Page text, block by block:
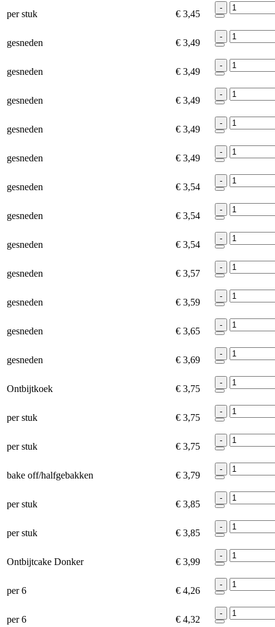
per stuk € 3,45
-
gesneden € 3,49
-
gesneden € 3,49
-
gesneden € 3,49
-
gesneden € 3,49
-
gesneden € 3,49
-
gesneden € 3,54
-
gesneden € 3,54
-
gesneden € 3,54
-
gesneden € 3,57
-
gesneden € 3,59
-
gesneden € 3,65
-
gesneden € 3,69
-
Ontbijtkoek € 3,75
-
per stuk € 3,75
-
per stuk € 3,75
-
bake off/halfgebakken € 3,79
-
per stuk € 3,85
-
per stuk € 3,85
-
Ontbijtcake Donker € 3,99
-
per 6 € 4,26
-
per 6 € 4,32
-